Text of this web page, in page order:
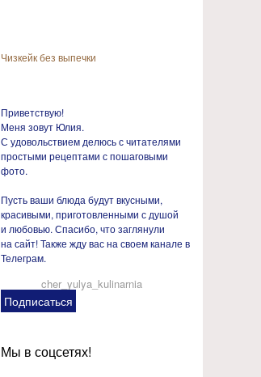
Чизкейк без выпечки
Приветствую!
Меня зовут Юлия.
С удовольствием делюсь с читателями
простыми рецептами с пошаговыми
фото.
Пусть ваши блюда будут вкусными,
красивыми, приготовленными с душой
и любовью. Спасибо, что заглянули
на сайт! Также жду вас на своем канале в
Телеграм.
cher_yulya_kulinarnia
Подписаться
Мы в соцсетях!